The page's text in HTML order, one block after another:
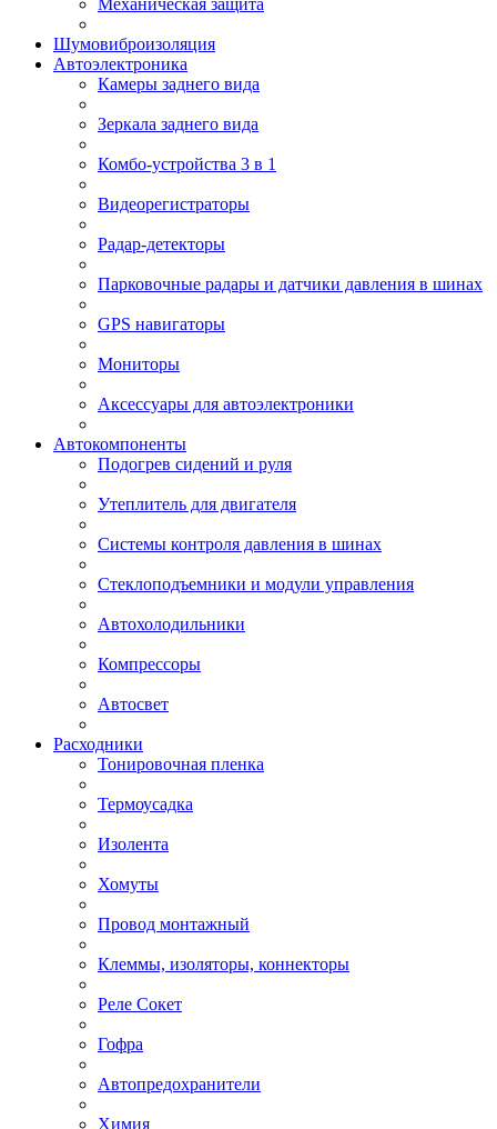
Механическая защита
Шумовиброизоляция
Автоэлектроника
Камеры заднего вида
Зеркала заднего вида
Комбо-устройства 3 в 1
Видеорегистраторы
Радар-детекторы
Парковочные радары и датчики давления в шинах
GPS навигаторы
Мониторы
Аксессуары для автоэлектроники
Автокомпоненты
Подогрев сидений и руля
Утеплитель для двигателя
Системы контроля давления в шинах
Стеклоподъемники и модули управления
Автохолодильники
Компрессоры
Автосвет
Расходники
Тонировочная пленка
Термоусадка
Изолента
Хомуты
Провод монтажный
Клеммы, изоляторы, коннекторы
Реле Сокет
Гофра
Автопредохранители
Химия